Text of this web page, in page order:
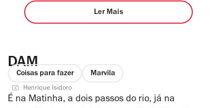
Ler Mais
DAM
Coisas para fazer Marvila
Henrique Isidoro
É na Matinha, a dois passos do rio, já na